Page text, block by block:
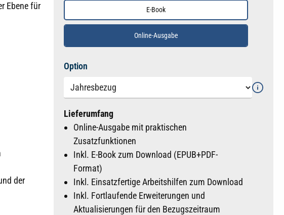
Ebene für
der
E-Book
Online-Ausgabe
Option
Lieferumfang
Online-Ausgabe mit praktischen
Zusatzfunktionen
Inkl. E-Book zum Download (EPUB+PDF-
Format)
Inkl. Einsatzfertige Arbeitshilfen zum Download
Inkl. Fortlaufende Erweiterungen und
Aktualisierungen für den Bezugszeitraum